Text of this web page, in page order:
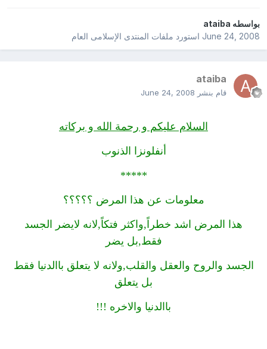
بواسطهataiba
June 24, 2008استورد ملفات المنتدى الإسلامى العام
ataiba
قام بنشر June 24, 2008
السلام عليكم و رحمة الله و بركاته
أنفلونزا الذنوب
*****
معلومات عن هذا المرض ؟؟؟؟؟
هذا المرض اشد خطراً,واكثر فتكاً,لانه لايضر الجسد
فقط,بل يضر
الجسد والروح والعقل والقلب,ولانه لا يتعلق باالدنيا فقط
بل يتعلق
باالدنيا والاخره !!!